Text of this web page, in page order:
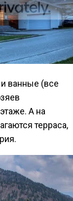
и ванные (все
А на
терраса,